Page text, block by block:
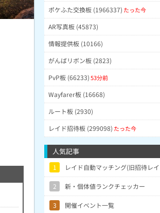
ポケふた交換板 (1966337) たった今
AR写真板 (45873)
情報提供板 (10166)
がんばリボン板 (2823)
PvP板 (66233)53分前
Wayfarer板 (16668)
ルート板 (2930)
レイド招待板 (299098) たった今
人気記事
1 レイド自動マッチング(旧招待レ
2 新・個体値ランクチェッカー
3 開催イベント一覧